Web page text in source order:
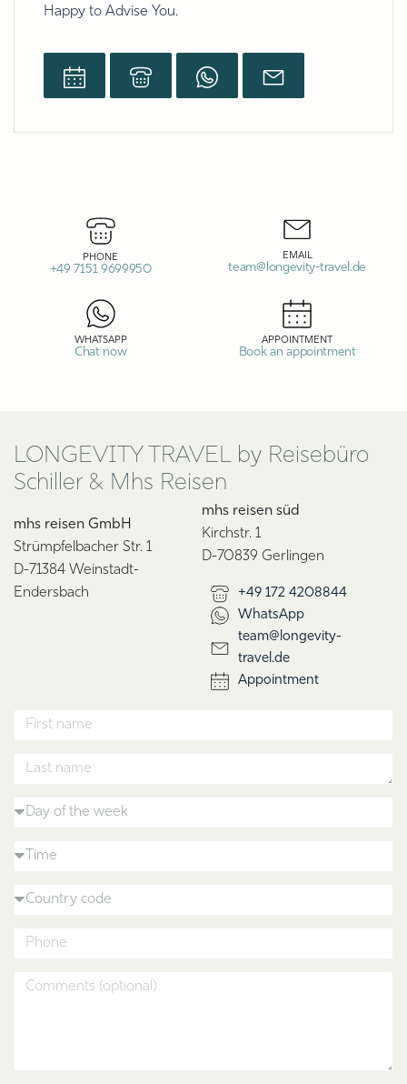
Happy to Advise You.
PHONE
+49 7151 9699950
EMAIL
team@longevity-travel.de
WHATSAPP
Chat now
APPOINTMENT
Book an appointment
LONGEVITY TRAVEL by Reisebüro
Schiller & Mhs Reisen
mhs reisen GmbH
Strümpfelbacher Str. 1
D-71384 Weinstadt-
Endersbach
mhs reisen süd
Kirchstr. 1
D-70839 Gerlingen
+49 172 4208844
WhatsApp
team@longevity-
travel.de
Appointment